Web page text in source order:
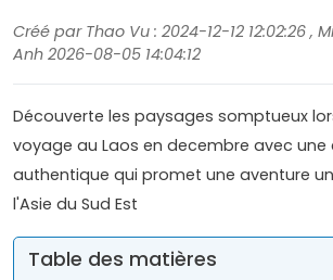
Créé par Thao Vu : 2024-12-12 12:02:26 ,
Anh 2026-08-05 14:04:12
Découverte les paysages somptueux
voyage au Laos en decembre avec une
authentique qui promet une aventure
l'Asie du Sud Est
Table des matières